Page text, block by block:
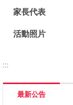
校務系統
公開授課
正常教學專區
家長代表
活動照片
:::
最新公告